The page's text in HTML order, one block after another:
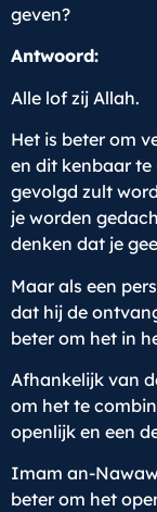
geven?
Antwoord:
Alle lof zij Allah.
Het is beter om
en dit kenbaar te
gevolgd zult
je worden
denken dat je
Maar als een
dat hij de
beter om het in
Afhankelijk van
om het te
openlijk en een
Imam an-
beter om het